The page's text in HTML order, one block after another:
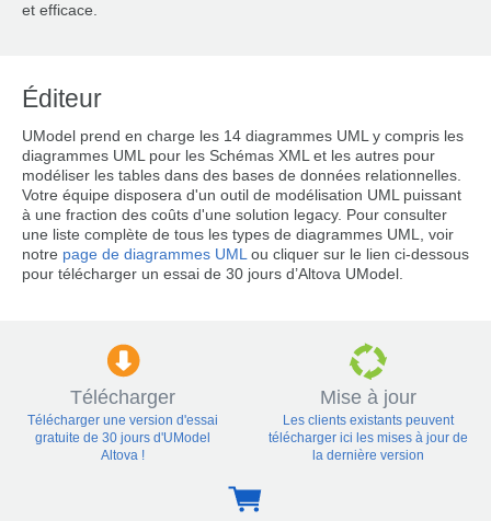
et efficace.
Éditeur
UModel prend en charge les 14 diagrammes UML y compris les
diagrammes UML pour les Schémas XML et les autres pour
modéliser les tables dans des bases de données relationnelles.
Votre équipe disposera d'un outil de modélisation UML puissant
à une fraction des coûts d'une solution legacy. Pour consulter
une liste complète de tous les types de diagrammes UML, voir
notre page de diagrammes UMLou cliquer sur le lien ci-dessous
pour télécharger un essai de 30 jours d’Altova UModel.
Télécharger
Télécharger une version d'essai
gratuite de 30 jours d'UModel
Altova !
Mise à jour
Les clients existants peuvent
télécharger ici les mises à jour de
la dernière version